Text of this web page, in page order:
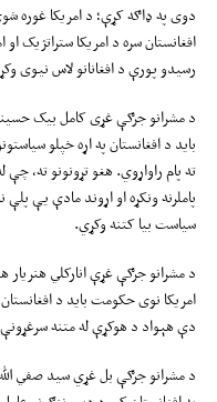
دوی په ډاګه کړې؛ د امریکا غوره
افغانستان سره د امریکا ستراتژیک
رسیدو پورې د افغانانو لاس نیوی
د مشرانو جرګې غړی کامل بیک
باید د افغانستان په اړه خپلو
ته پام راواړوي. هغو تړونونو ته،
پاملرنه ونکړه او اړوند مادې یې
سیاست بیا کتنه وکړي.
د مشرانو جرګې غړې انارکلي
امریکا نوی حکومت باید د
دې هېواد د هوکړې له متنه سرغړونې
د مشرانو جرګې بل غړي سید صفي